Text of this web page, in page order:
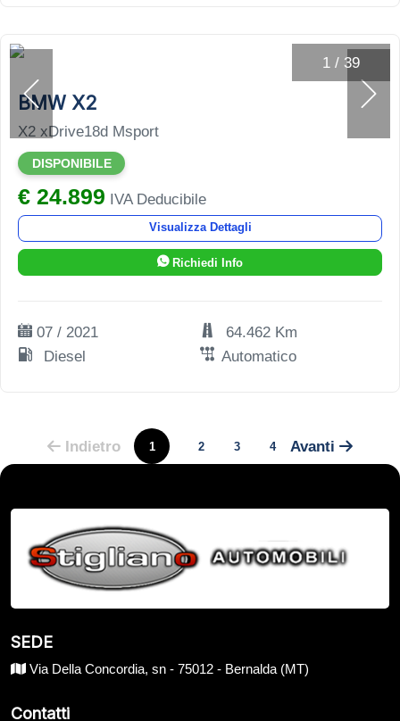
1 / 39
BMW X2
X2 xDrive18d Msport
DISPONIBILE
€ 24.899 IVA Deducibile
Visualizza Dettagli
Richiedi Info
07 / 2021
64.462 Km
Diesel
Automatico
Indietro 1 2 3 4 Avanti
SEDE
Via Della Concordia, sn - 75012 - Bernalda (MT)
Contatti